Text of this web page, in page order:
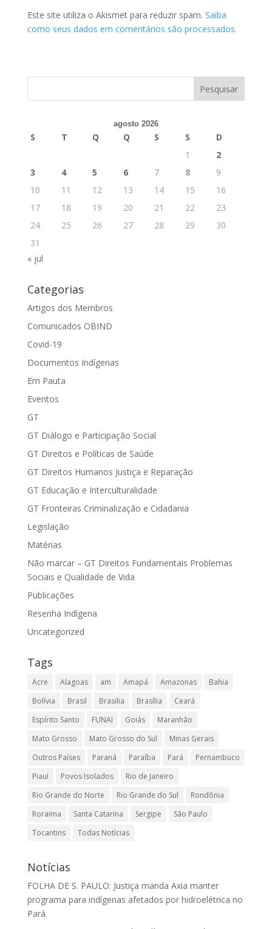
Este site utiliza o Akismet para reduzir spam. Saiba
como seus dados em comentários são processados.
agosto 2026
S T Q Q S S
D
1
2
3
4 5 6 7 8
9
10
11 12 13 14 15
16
17
18 19 20 21 22
23
24
25 26 27 28 29
30
31
« jul
Categorias
Artigos dos Membros
Comunicados OBIND
Covid-19
Documentos Indígenas
Em Pauta
Eventos
GT
GT Diálogo e Participação Social
GT Direitos e Políticas de Saúde
GT Direitos Humanos Justiça e Reparação
GT Educação e Interculturalidade
GT Fronteiras Criminalização e Cidadania
Legislação
Matérias
Não marcar – GT Direitos Fundamentais Problemas
Sociais e Qualidade de Vida
Publicações
Resenha Indígena
Uncategorized
Tags
Acre Alagoas am Amapá Amazonas
Bahia
Bolívia
Brasil Brasilia Brasília
Ceará
Espírito Santo
FUNAI Goiás
Maranhão
Mato Grosso
Mato Grosso do Sul
Minas Gerais
Outros Países
Paraná Paraíba Pará
Pernambuco
Piauí
Povos Isolados
Rio de Janeiro
Rio Grande do Norte
Rio Grande do Sul
Rondônia
Roraima
Santa Catarina Sergipe
São Paulo
Tocantins
Todas Notícias
Notícias
FOLHA DE S. PAULO: Justiça manda Axia manter
programa para indígenas afetados por hidroelétrica no
Pará